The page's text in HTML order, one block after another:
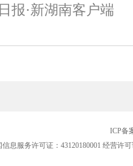
报·新湖南客户端
ICP备
息服务许可证：43120180001 经营许可